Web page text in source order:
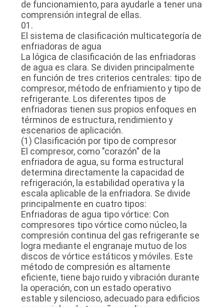
MAPA
DEL
SITIO
POLÍTICA
PRIVACIDAD
de funcionamiento, para ayudarle a tener una
comprensión integral de ellas.
01.
El sistema de clasificación multicategoría de
enfriadoras de agua
La lógica de clasificación de las enfriadoras
de agua es clara. Se dividen principalmente
en función de tres criterios centrales: tipo de
compresor, método de enfriamiento y tipo de
refrigerante. Los diferentes tipos de
enfriadoras tienen sus propios enfoques en
términos de estructura, rendimiento y
escenarios de aplicación.
(1) Clasificación por tipo de compresor
El compresor, como "corazón" de la
enfriadora de agua, su forma estructural
determina directamente la capacidad de
refrigeración, la estabilidad operativa y la
escala aplicable de la enfriadora. Se divide
principalmente en cuatro tipos:
Enfriadoras de agua tipo vórtice: Con
compresores tipo vórtice como núcleo, la
compresión continua del gas refrigerante se
logra mediante el engranaje mutuo de los
discos de vórtice estáticos y móviles. Este
método de compresión es altamente
eficiente, tiene bajo ruido y vibración durante
la operación, con un estado operativo
estable y silencioso, adecuado para edificios